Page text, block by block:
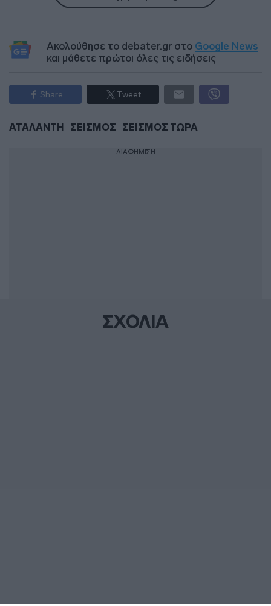
Ακολούθησε το debater.gr στο Google News
και μάθετε πρώτοι όλες τις ειδήσεις
Share Tweet
ΑΤΑΛΑΝΤΗ ΣΕΙΣΜΟΣ ΣΕΙΣΜΟΣ ΤΩΡΑ
ΔΙΑΦΗΜΙΣΗ
ΣΧΟΛΙΑ